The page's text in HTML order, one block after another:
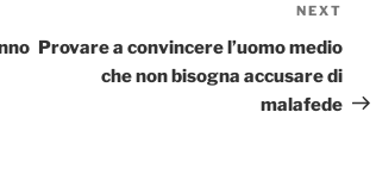
Post
NEXT
Provare a convincere l’uomo medio
che non bisogna accusare di
malafede